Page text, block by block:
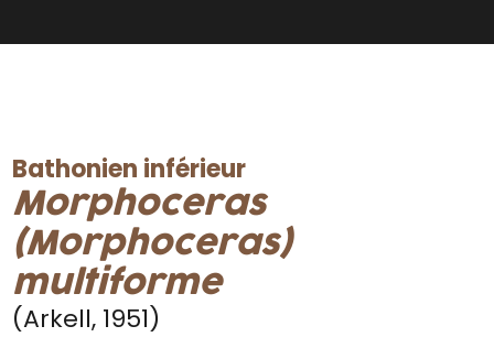
Bathonien inférieur
Morphoceras
(Morphoceras)
multiforme
(Arkell, 1951)